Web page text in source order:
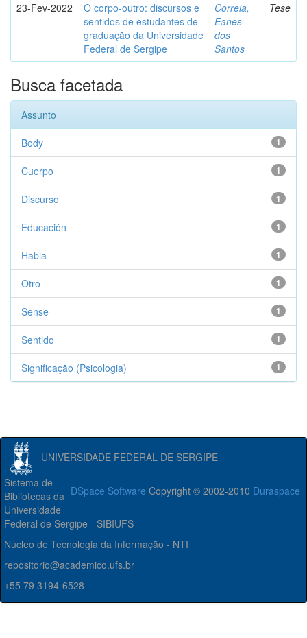
23-Fev-2022
O corpo-outro: discursos e
sentidos de estudantes de
graduação da Universidade
Federal de Sergipe
Correia,
Eanes
dos
Santos
Tese
Busca facetada
Assunto
1
Body
1
Cuerpo
1
Discurso
1
Educación
1
Habla
1
Otro
1
Sense
1
Sentido
1
Significação (Psicologia)
UNIVERSIDADE FEDERAL DE SERGIPE
DSpace Software Copyright © 2002-2010 Duraspace
Sistema de
Bibliotecas da
Universidade
Federal de Sergipe - SIBIUFS
Núcleo de Tecnologia da Informação - NTI
repositorio@academico.ufs.br
+55 79 3194-6528